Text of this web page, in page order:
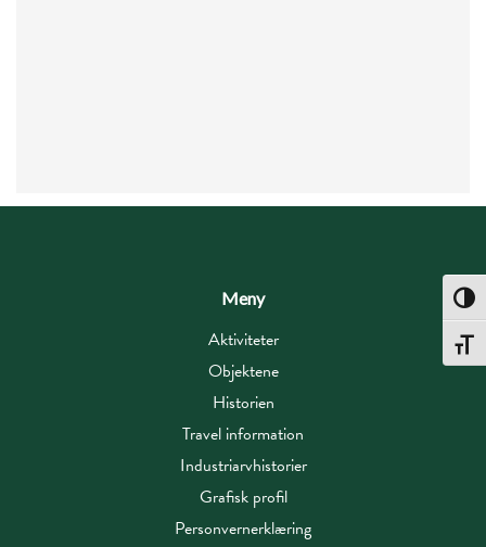
Meny
Aktiviteter
Objektene
Historien
Travel information
Industriarvhistorier
Grafisk profil
Personvernerklæring